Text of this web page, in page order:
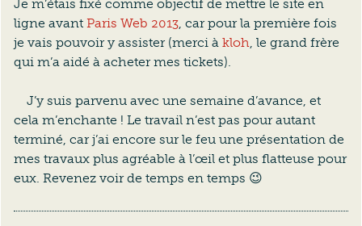
Je m’étais fixé comme objectif de mettre le site en
ligne avant Paris Web 2013 , car pour la première fois
je vais pouvoir y assister (merci à kloh , le grand frère
qui m’a aidé à acheter mes tickets).
J’y suis parvenu avec une semaine d’avance, et
cela m’enchante ! Le travail n’est pas pour autant
terminé, car j’ai encore sur le feu une présentation de
mes travaux plus agréable à l’œil et plus flatteuse pour
eux. Revenez voir de temps en temps 😉